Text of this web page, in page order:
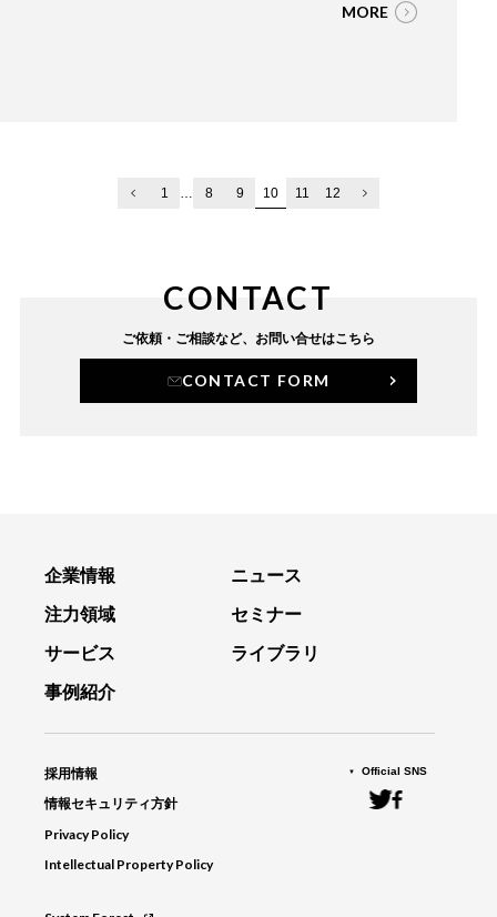
を、TeamSpiritの勤怠データとして簡単に取り込むこと
MORE
1 … 8 9 10 11 12
CONTACT
ご依頼・ご相談など、 お問い合せはこちら
CONTACT FORM
企業情報
注力領域
サービス
事例紹介
ニュース
セミナー
ライブラリ
採用情報
情報セキュリティ方針
Privacy Policy
Intellectual Property Policy
Official SNS